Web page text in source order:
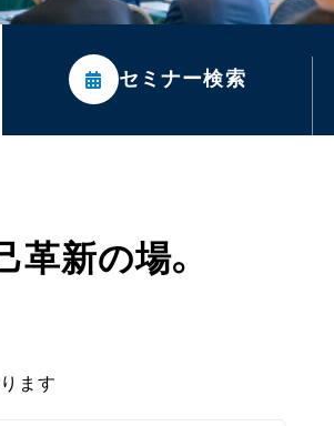
セミナー検索
新の場。
ます